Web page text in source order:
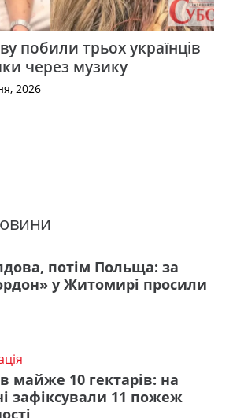
побили трьох українців
через музику
2026
потім Польща: за
у Житомирі просили
майже 10 гектарів: на
зафіксували 11 пожеж